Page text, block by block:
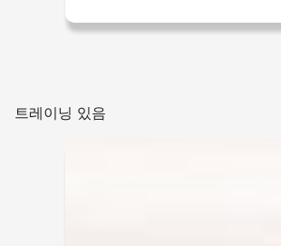
트레이닝 있음